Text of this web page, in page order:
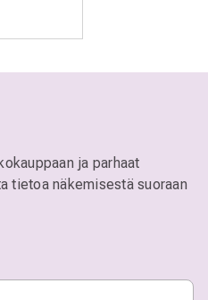
ja parhaat
tietoa näkemisestä suoraan